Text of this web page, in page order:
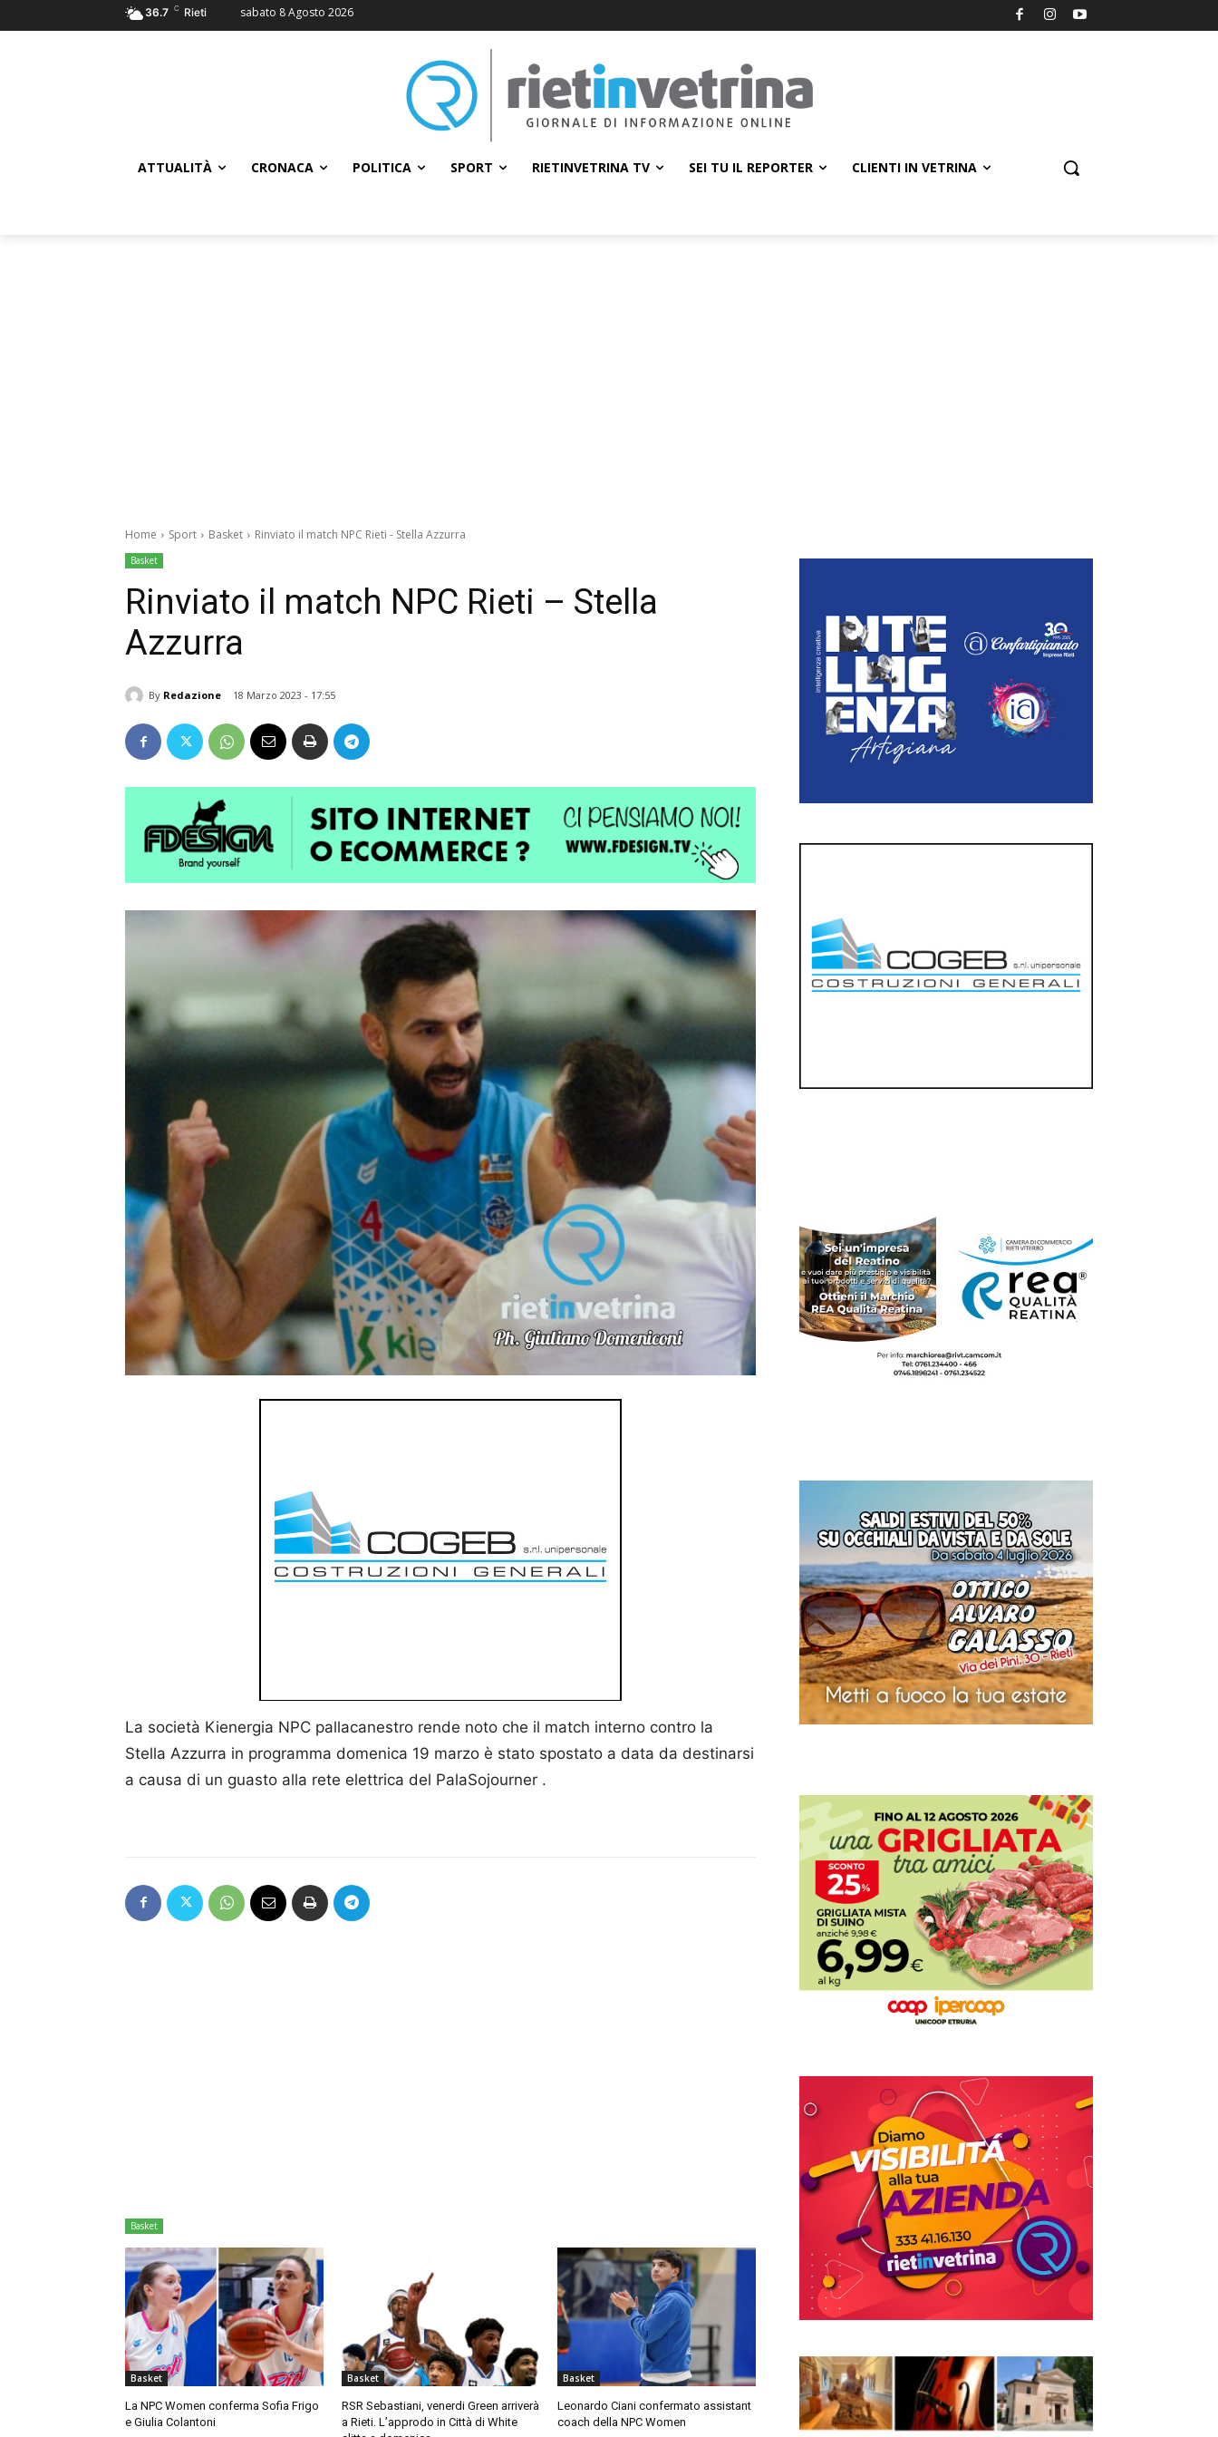
36.7 C Rieti sabato 8 Agosto 2026
ATTUALITÀ CRONACA POLITICA SPORT RIETINVETRINA TV SEI TU IL REPORTER CLIENTI IN VETRINA
Home Sport Basket Rinviato il match NPC Rieti - Stella Azzurra
Basket
Rinviato il match NPC Rieti – Stella
Azzurra
By Redazione 18 Marzo 2023 - 17:55
La società Kienergia NPC pallacanestro rende noto che il match interno contro la
Stella Azzurra in programma domenica 19 marzo è stato spostato a data da destinarsi
a causa di un guasto alla rete elettrica del PalaSojourner .
Basket
Basket
La NPC Women conferma Sofia Frigo
e Giulia Colantoni
Basket
RSR Sebastiani, venerdi Green arriverà
a Rieti. L’approdo in Città di White
Basket
Leonardo Ciani confermato assistant
coach della NPC Women